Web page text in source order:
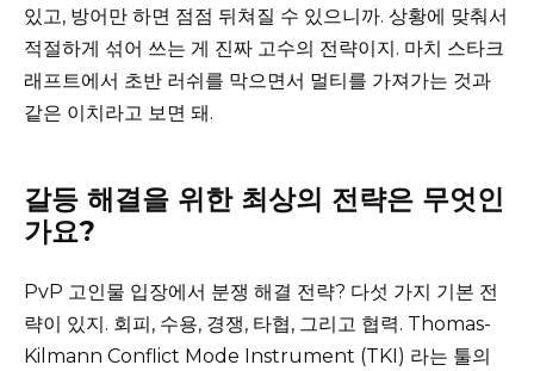
있고, 방어만 하면 점점 뒤쳐질 수 있으니까. 상황에 맞춰서
적절하게 섞어 쓰는 게 진짜 고수의 전략이지. 마치 스타크
래프트에서 초반 러쉬를 막으면서 멀티를 가져가는 것과
같은 이치라고 보면 돼.
갈등 해결을 위한 최상의 전략은 무엇인
가요?
PvP 고인물 입장에서 분쟁 해결 전략? 다섯 가지 기본 전
략이 있지. 회피, 수용, 경쟁, 타협, 그리고 협력. Thomas-
Kilmann Conflict Mode Instrument (TKI) 라는 툴의